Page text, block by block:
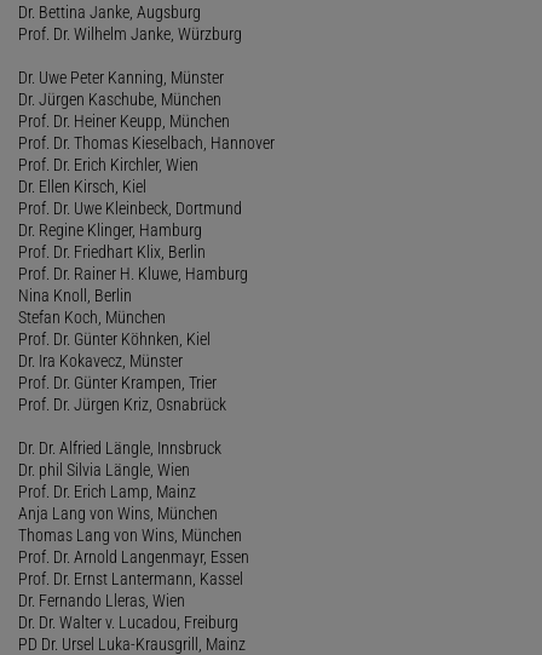
Dr. Bettina Janke, Augsburg
Prof. Dr. Wilhelm Janke, Würzburg
Dr. Uwe Peter Kanning, Münster
Dr. Jürgen Kaschube, München
Prof. Dr. Heiner Keupp, München
Prof. Dr. Thomas Kieselbach, Hannover
Prof. Dr. Erich Kirchler, Wien
Dr. Ellen Kirsch, Kiel
Prof. Dr. Uwe Kleinbeck, Dortmund
Dr. Regine Klinger, Hamburg
Prof. Dr. Friedhart Klix, Berlin
Prof. Dr. Rainer H. Kluwe, Hamburg
Nina Knoll, Berlin
Stefan Koch, München
Prof. Dr. Günter Köhnken, Kiel
Dr. Ira Kokavecz, Münster
Prof. Dr. Günter Krampen, Trier
Prof. Dr. Jürgen Kriz, Osnabrück
Dr. Dr. Alfried Längle, Innsbruck
Dr. phil Silvia Längle, Wien
Prof. Dr. Erich Lamp, Mainz
Anja Lang von Wins, München
Thomas Lang von Wins, München
Prof. Dr. Arnold Langenmayr, Essen
Prof. Dr. Ernst Lantermann, Kassel
Dr. Fernando Lleras, Wien
Dr. Dr. Walter v. Lucadou, Freiburg
PD Dr. Ursel Luka-Krausgrill, Mainz